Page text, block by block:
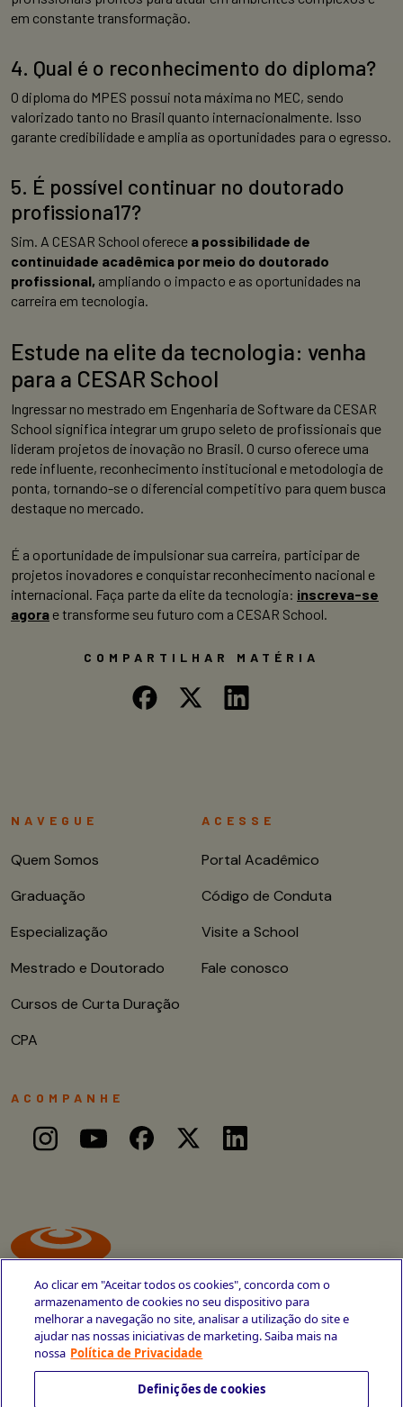
em constante transformação.
4. Qual é o reconhecimento do diploma?
O diploma do MPES possui nota máxima no MEC, sendo
valorizado tanto no Brasil quanto internacionalmente. Isso
garante credibilidade e amplia as oportunidades para o egresso.
5. É possível continuar no doutorado
profissiona17?
Sim. A CESAR School oferece a possibilidade de
continuidade acadêmica por meio do doutorado
profissional, ampliando o impacto e as oportunidades na
carreira em tecnologia.
Estude na elite da tecnologia: venha
para a CESAR School
Ingressar no mestrado em Engenharia de Software da CESAR
School significa integrar um grupo seleto de profissionais que
lideram projetos de inovação no Brasil. O curso oferece uma
rede influente, reconhecimento institucional e metodologia de
ponta, tornando-se o diferencial competitivo para quem busca
destaque no mercado.
É a oportunidade de impulsionar sua carreira, participar de
projetos inovadores e conquistar reconhecimento nacional e
internacional. Faça parte da elite da tecnologia: inscreva-se
agora e transforme seu futuro com a CESAR School.
COMPARTILHAR MATÉRIA
Avenida Cais do Apolo, 77
NAVEGUE
Quem Somos
Graduação
Especialização
Mestrado e Doutorado
Cursos de Curta Duração
CPA
ACESSE
Portal Acadêmico
Código de Conduta
Visite a School
Fale conosco
ACOMPANHE
Ao clicar em "Aceitar todos os cookies", concorda com o
armazenamento de cookies no seu dispositivo para
melhorar a navegação no site, analisar a utilização do site e
ajudar nas nossas iniciativas de marketing. Saiba mais na
nossa Política de Privacidade
Definições de cookies